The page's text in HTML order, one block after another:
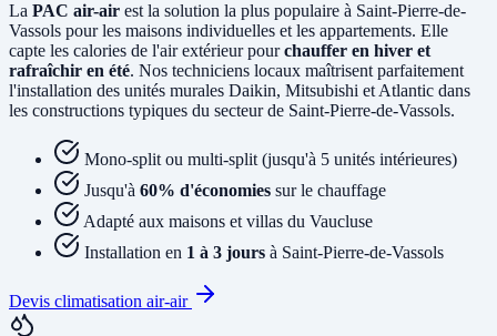
La PAC air-air est la solution la plus populaire à Saint-Pierre-de-
Vassols pour les maisons individuelles et les appartements. Elle
capte les calories de l'air extérieur pourchauffer en hiver et
rafraîchir en été. Nos techniciens locaux maîtrisent parfaitement
l'installation des unités murales Daikin, Mitsubishi et Atlantic dans
les constructions typiques du secteur de Saint-Pierre-de-Vassols.
Mono-split ou multi-split (jusqu'à 5 unités intérieures)
Jusqu'à 60% d'économies sur le chauffage
Adapté aux maisons et villas du Vaucluse
Installation en 1 à 3 jours à Saint-Pierre-de-Vassols
Devis climatisation air-air